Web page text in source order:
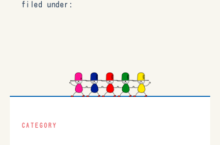
filed under:
CATEGORY